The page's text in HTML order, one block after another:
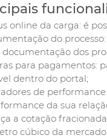
online da carga: é
do
dos
para pagamentos:
dentro do portal;
de
da sua
a cotação
cúbico da